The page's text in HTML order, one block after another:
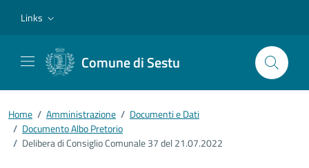
Links
Comune di Sestu
Home / Amministrazione / Documenti e Dati
/ Documento Albo Pretorio
/ Delibera di Consiglio Comunale 37 del 21.07.2022